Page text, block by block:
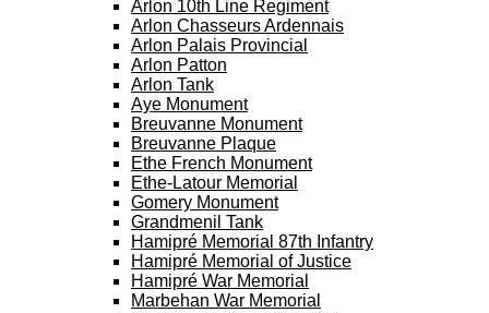
Arlon 10th Line Regiment
Arlon Chasseurs Ardennais
Arlon Palais Provincial
Arlon Patton
Arlon Tank
Aye Monument
Breuvanne Monument
Breuvanne Plaque
Ethe French Monument
Ethe-Latour Memorial
Gomery Monument
Grandmenil Tank
Hamipré Memorial 87th Infantry
Hamipré Memorial of Justice
Hamipré War Memorial
Marbehan War Memorial